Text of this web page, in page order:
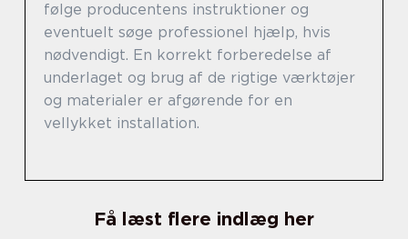
følge producentens instruktioner og
eventuelt søge professionel hjælp, hvis
nødvendigt. En korrekt forberedelse af
underlaget og brug af de rigtige værktøjer
og materialer er afgørende for en
vellykket installation.
Få læst flere indlæg her